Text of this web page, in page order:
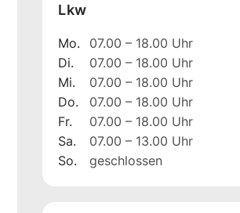
Lkw
Mo.
07.00 – 18.00 Uhr
Di.
07.00 – 18.00 Uhr
Mi.
07.00 – 18.00 Uhr
Do.
07.00 – 18.00 Uhr
Fr.
07.00 – 18.00 Uhr
Sa.
07.00 – 13.00 Uhr
So.
geschlossen